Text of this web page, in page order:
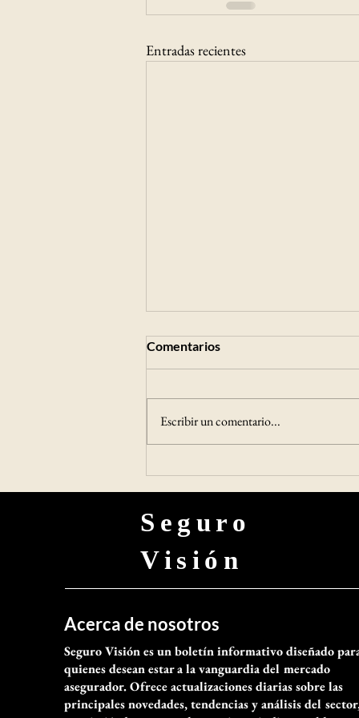
Entradas recientes
Claudio Orrego pide modificar
el Código de Comercio para
reforzar el cumplimiento de
Hacienda para entregar una carta al
ministro Jorge Quiroz, en la que
Comentarios
Escribir un comentario...
Seguro
Visión
Acerca de nosotros
Seguro Visión es un boletín informativo diseñado
quienes desean estar a la vanguardia del mercado
asegurador. Ofrece actualizaciones diarias sobre las
principales novedades, tendencias y análisis del